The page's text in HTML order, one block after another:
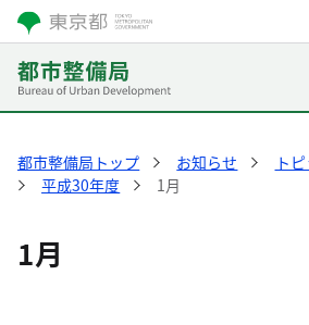
都市整備局トップ お知らせ
ト
平成30年度
1月
1月